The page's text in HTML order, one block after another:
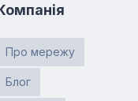
Про мережу
Блог